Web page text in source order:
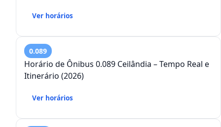
Ver horários
0.089
Horário de Ônibus 0.089 Ceilândia – Tempo Real e
Itinerário (2026)
Ver horários